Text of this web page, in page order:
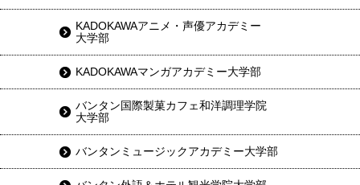
KADOKAWAアニメ・声優アカデミー
大学部
KADOKAWAマンガアカデミー大学部
バンタン国際製菓カフェ和洋調理学院
大学部
バンタンミュージックアカデミー大学部